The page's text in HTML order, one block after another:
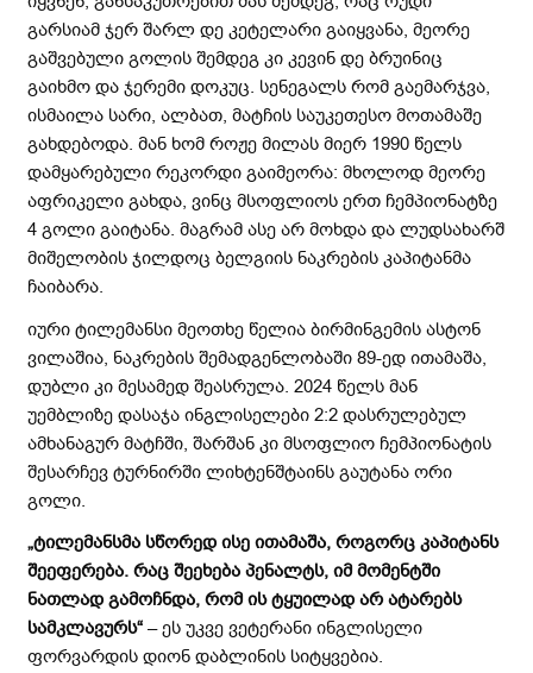
გარსიამ ჯერ შარლ დე კეტელარი გაიყვანა, მეორე
გაშვებული გოლის შემდეგ კი კევინ დე ბრუინიც
გაიხმო და ჯერემი დოკუც. სენეგალს რომ გაემარჯვა,
ისმაილა სარი, ალბათ, მატჩის საუკეთესო მოთამაშე
გახდებოდა. მან ხომ როჟე მილას მიერ 1990 წელს
დამყარებული რეკორდი გაიმეორა: მხოლოდ მეორე
აფრიკელი გახდა, ვინც მსოფლიოს ერთ ჩემპიონატზე
4 გოლი გაიტანა. მაგრამ ასე არ მოხდა და ლუდსახარშ
მიშელობის ჯილდოც ბელგიის ნაკრების კაპიტანმა
ჩაიბარა.
იური ტილემანსი მეოთხე წელია ბირმინგემის ასტონ
ვილაშია, ნაკრების შემადგენლობაში 89-ედ ითამაშა,
დუბლი კი მესამედ შეასრულა. 2024 წელს მან
უემბლიზე დასაჯა ინგლისელები 2:2 დასრულებულ
ამხანაგურ მატჩში, შარშან კი მსოფლიო ჩემპიონატის
შესარჩევ ტურნირში ლიხტენშტაინს გაუტანა ორი
გოლი.
„ტილემანსმა სწორედ ისე ითამაშა, როგორც კაპიტანს
შეეფერება. რაც შეეხება პენალტს, იმ მომენტში
ნათლად გამოჩნდა, რომ ის ტყუილად არ ატარებს
სამკლავურს“– ეს უკვე ვეტერანი ინგლისელი
ფორვარდის დიონ დაბლინის სიტყვებია.